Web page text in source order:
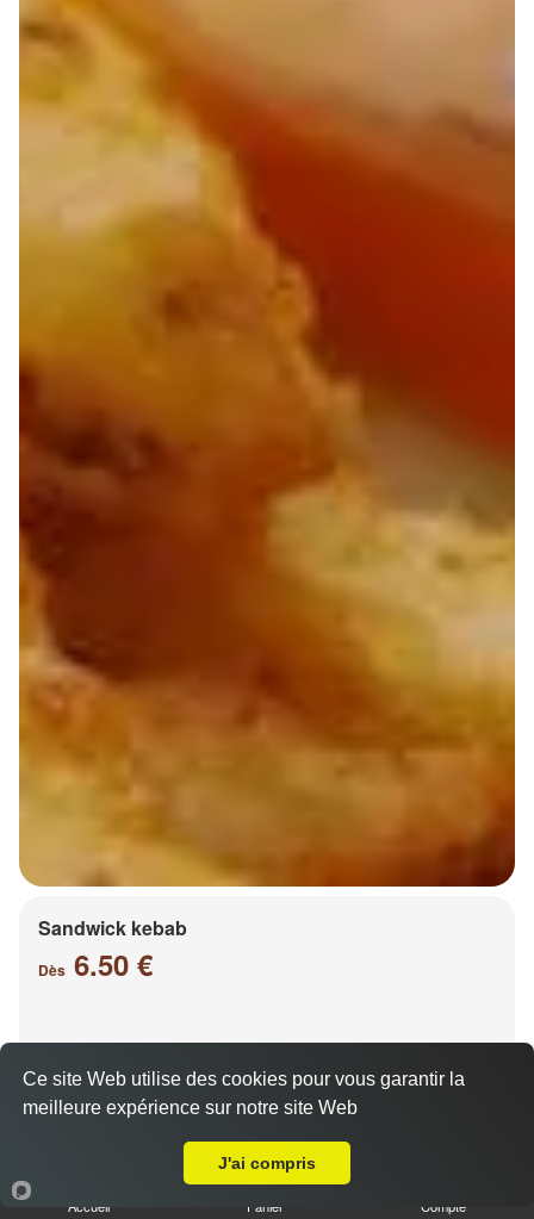
Sandwick kebab
Dès 6.50 €
Accueil Panier Compte
Ce site Web utilise des cookies pour vous garantir la
meilleure expérience sur notre site Web
J'ai compris